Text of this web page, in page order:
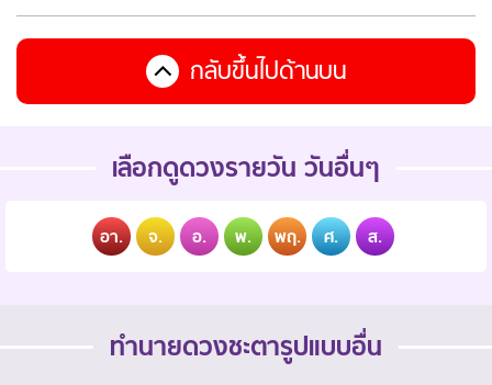
กลับขึ้นไปด้านบน
เลือกดูดวงรายวัน วันอื่นๆ
อา. จ. อ. พ. พฤ. ศ. ส.
ทำนายดวงชะตารูปแบบอื่น